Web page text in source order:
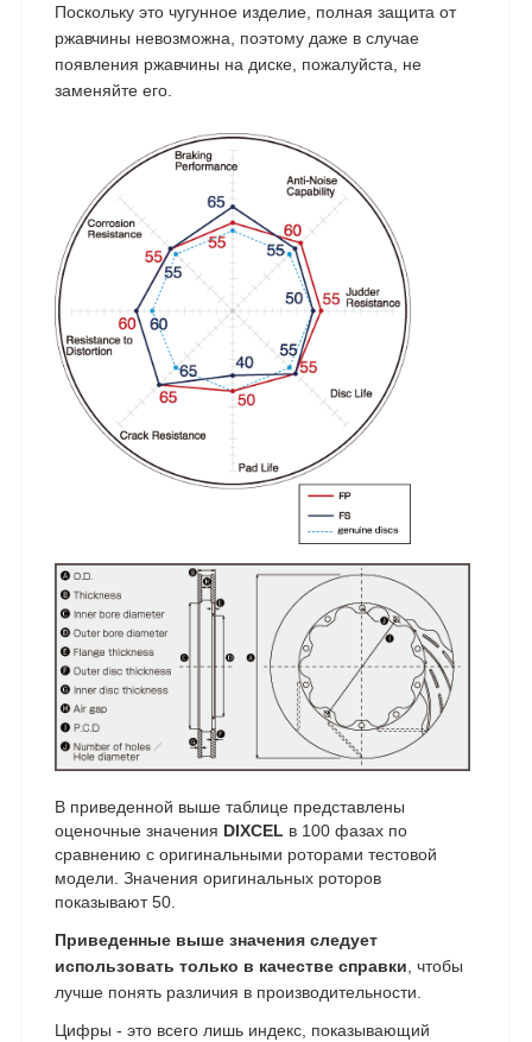
Поскольку это чугунное изделие, полная защита от
ржавчины невозможна, поэтому даже в случае
появления ржавчины на диске, пожалуйста, не
заменяйте его.
В приведенной выше таблице представлены
оценочные значения DIXCEL в 100 фазах по
сравнению с оригинальными роторами тестовой
модели. Значения оригинальных роторов
показывают 50.
Приведенные выше значения следует
использовать только в качестве справки, чтобы
лучше понять различия в производительности.
Цифры - это всего лишь индекс, показывающий